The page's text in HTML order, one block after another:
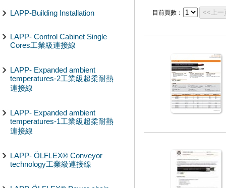
LAPP-Building Installation
LAPP- Control Cabinet Single
Cores工業級連接線
LAPP- Expanded ambient
temperatures-2工業級超柔耐熱
連接線
LAPP- Expanded ambient
temperatures-1工業級超柔耐熱
連接線
LAPP- ÖLFLEX® Conveyor
technology工業級連接線
目前頁數： <<上一